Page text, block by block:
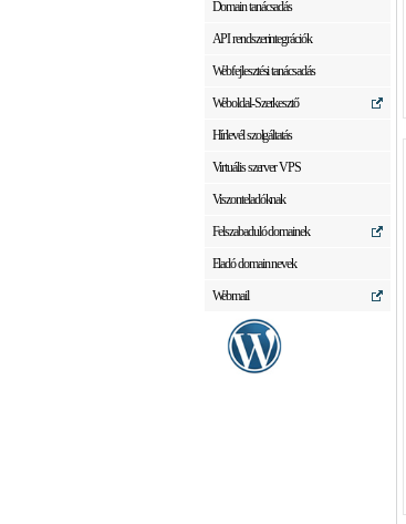
Domain tanácsadás
API rendszerintegrációk
Webfejlesztési tanácsadás
Weboldal-Szerkesztő
Hírlevél szolgáltatás
Virtuális szerver VPS
Viszonteladóknak
Felszabaduló domainek
Eladó domain nevek
Webmail